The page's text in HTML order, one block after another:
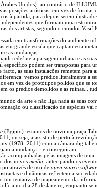
Unidos): ao contrário de ILLUMI
posições artísticas, em vez de formar
à partida, para depois serem
que formam uma
dos artistas, segundo o curador Vasif
em transformações do ambiente
em grande escala que captam esta
as mudanças.
redefine a paisagem urbana e as
específico podem ser transpostas para
as suas instalações remetem para
vemos prédios literalmente a
em vez de protótipos polidos que se
os prédios demolidos e as ruínas...
da arte e não liga nada às suas
ou classificação de espécies vai
(Egipto): estamos de novo na praça
ou seja, a assistir de perto à
(1978- 2011) com a câmara digital e
a mudança... e conseguiram.
acompanhadas pelas imagens de uma
dos novos media , antecipando os
através de uso de open source
e dinâmicas reflectem a
um tentativa de mapeamento da
no dia 28 de Janeiro, enquanto se